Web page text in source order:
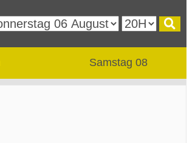
Samstag 08